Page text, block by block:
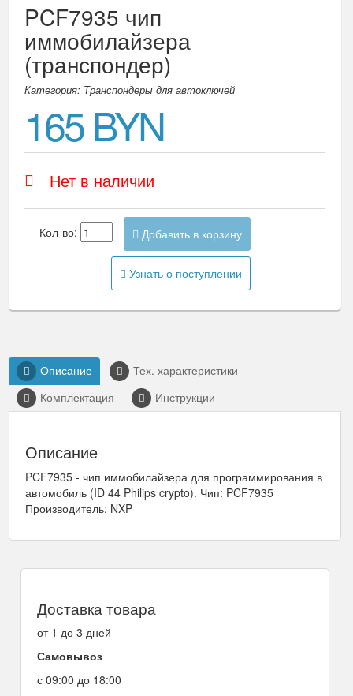
PCF7935 чип
иммобилайзера
(транспондер)
Категория: Транспондеры для автоключей
165 BYN
Нет в наличии
Кол-во: Добавить в корзину
Узнать о поступлении
Описание
Тех. характеристики
Комплектация
Инструкции
Описание
PCF7935 - чип иммобилайзера для программирования в
автомобиль (ID 44 Philips crypto). Чип: PCF7935
Производитель: NXP
Доставка товара
от 1 до 3 дней
Самовывоз
с 09:00 до 18:00